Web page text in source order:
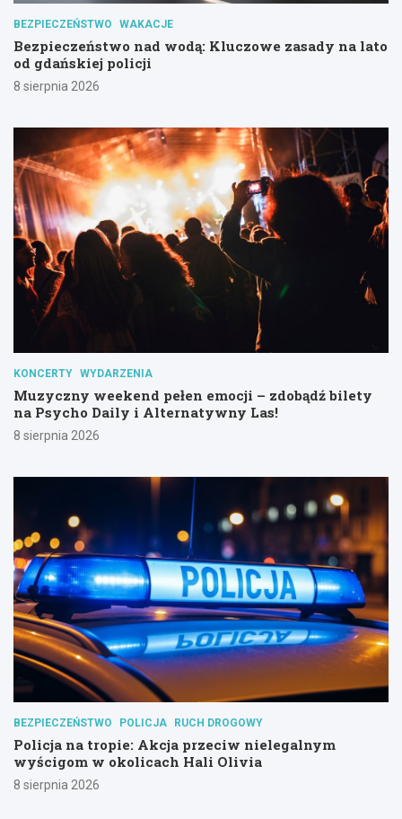
BEZPIECZEŃSTWO WAKACJE
Bezpieczeństwo nad wodą: Kluczowe zasady na lato
od gdańskiej policji
8 sierpnia 2026
KONCERTY WYDARZENIA
Muzyczny weekend pełen emocji – zdobądź bilety
na Psycho Daily i Alternatywny Las!
8 sierpnia 2026
BEZPIECZEŃSTWO POLICJA RUCH DROGOWY
Policja na tropie: Akcja przeciw nielegalnym
wyścigom w okolicach Hali Olivia
8 sierpnia 2026